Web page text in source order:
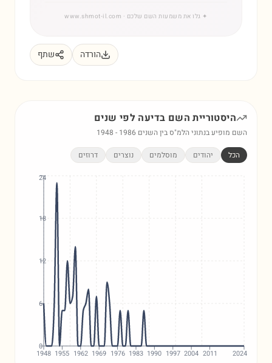
✦ גלו את משמעות השם שלכם · www.shmot-il.com
הורדה שתף
היסטוריית השם בדיעה לפי שנים
השם מופיע בנתוני הלמ"ס בין השנים 1948 - 1986
הכל יהודים מוסלמים נוצרים דרוזים
1948 1955 1962 1969 1976 1983 1990 1997 2004 2011 2024
0
6
12
18
24